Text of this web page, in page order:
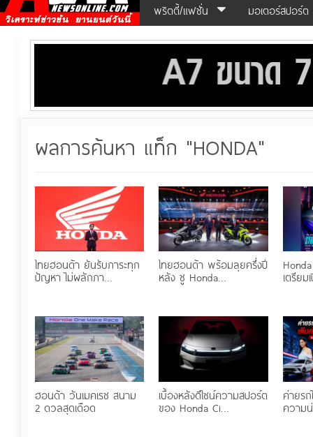
พริตตี้/แฟชั่น มอเตอร์สปอร์ต
ผลการค้นหา แท็ก "HONDA"
ไทยฮอนด้า ยันรับภาระทุก
ปัญหา ไม่ผลักภา…
ไทยฮอนด้า พร้อมลุยครึ่งปี
หลัง ชู Honda… เตรียม
ฮอนด้า วันเมคเรซ สนาม
2 ดวลสุดเดือด
เบื้องหลังดีไซน์ความสปอร์ต
ของ Honda Ci…
ค่ายรถ
ความ